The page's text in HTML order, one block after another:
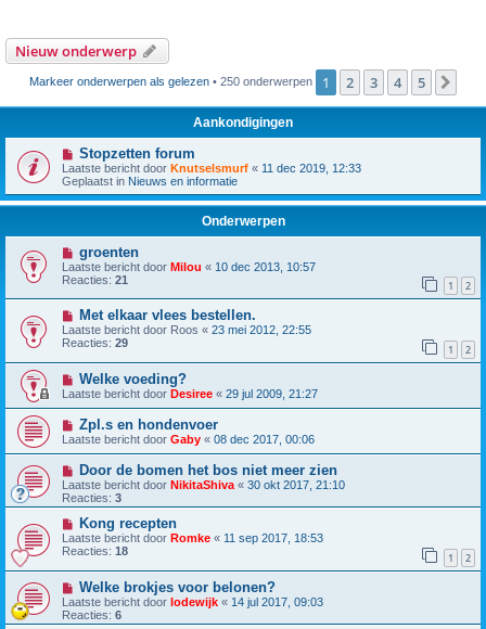
Nieuw onderwerp
Markeer onderwerpen als gelezen • 250 onderwerpen 1 2 3 4 5
Aankondigingen
Stopzetten forum
Laatste bericht door Knutselsmurf « 11 dec 2019, 12:33
Geplaatst in Nieuws en informatie
Onderwerpen
groenten
Laatste bericht door Milou « 10 dec 2013, 10:57
Reacties: 21 1 2
Met elkaar vlees bestellen.
Laatste bericht door Roos « 23 mei 2012, 22:55
Reacties: 29 1 2
Welke voeding?
Laatste bericht door Desiree « 29 jul 2009, 21:27
Zpl.s en hondenvoer
Laatste bericht door Gaby « 08 dec 2017, 00:06
Door de bomen het bos niet meer zien
Laatste bericht door NikitaShiva « 30 okt 2017, 21:10
Reacties: 3
Kong recepten
Laatste bericht door Romke « 11 sep 2017, 18:53
Reacties: 18 1 2
Welke brokjes voor belonen?
Laatste bericht door lodewijk « 14 jul 2017, 09:03
Reacties: 6